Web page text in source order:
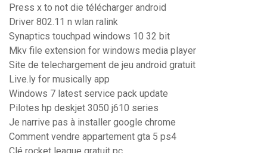
Press x to not die télécharger android
Driver 802.11 n wlan ralink
Synaptics touchpad windows 10 32 bit
Mkv file extension for windows media player
Site de telechargement de jeu android gratuit
Live.ly for musically app
Windows 7 latest service pack update
Pilotes hp deskjet 3050 j610 series
Je narrive pas à installer google chrome
Comment vendre appartement gta 5 ps4